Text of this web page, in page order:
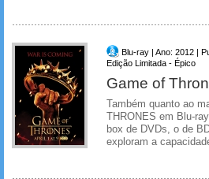
Blu-ray | Ano: 2012 |
Edição Limitada - Épico
Game of
Também quanto ao
THRONES em Blu-
box de DVDs, o de
exploram a